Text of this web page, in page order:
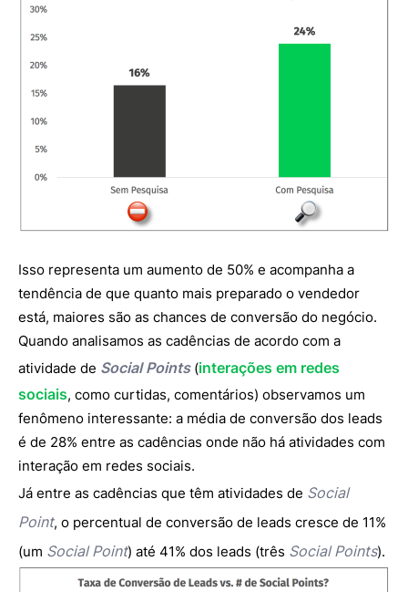
Isso representa um aumento de 50% e acompanha a
tendência de que quanto mais preparado o vendedor
está, maiores são as chances de conversão do negócio.
Quando analisamos as cadências de acordo com a
atividade de Social Points(interações em redes
sociais, como curtidas, comentários) observamos um
fenômeno interessante: a média de conversão dos leads
é de 28% entre as cadências onde não há atividades com
interação em redes sociais.
Já entre as cadências que têm atividades de Social
Point, o percentual de conversão de leads cresce de 11%
(um Social Point) até 41% dos leads (três Social Points).